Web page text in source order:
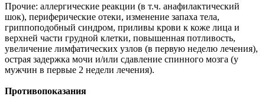
Прочие: аллергические реакции (в т.ч. анафилактический
шок), периферические отеки, изменение запаха тела,
гриппоподобный синдром, приливы крови к коже лица и
верхней части грудной клетки, повышенная потливость,
увеличение лимфатических узлов (в первую неделю лечения),
острая задержка мочи и/или сдавление спинного мозга (у
мужчин в первые 2 недели лечения).
Противопоказания